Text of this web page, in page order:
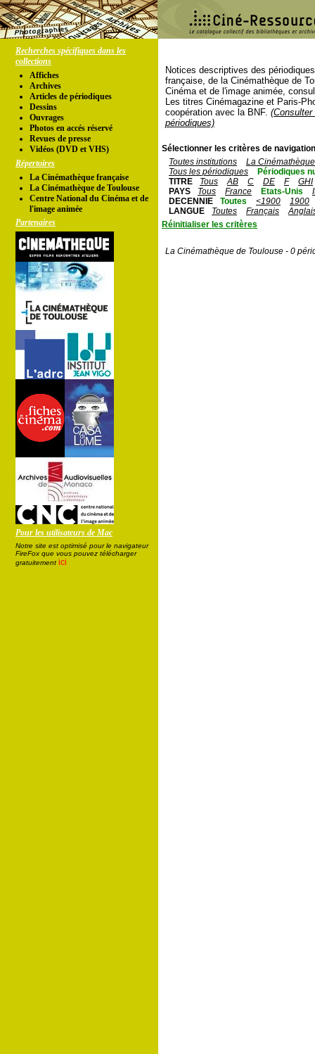
Recherches spécifiques dans les
collections
Affiches
Archives
Articles de périodiques
Dessins
Ouvrages
Photos en accés réservé
Revues de presse
Vidéos (DVD et VHS)
Répertoires
La Cinémathèque française
La Cinémathèque de Toulouse
Centre National du Cinéma et de
l'image animée
Partenaires
Pour les utilisateurs de Mac
Notre site est optimisé pour le navigateur
FireFox que vous pouvez télécharger
gratuitement ici
Notices descriptives des
française, de la Cinémathèque de
Cinéma et de l'image animée,
Les titres Cinémagazine et Paris-
coopération avec la BNF.
périodiques)
Sélectionner les critères de
Toutes institutions
La
Tous les périodiques
Périodiques
TITRE
Tous AB C DE F
GHI
PAYS
Tous France Etats-Unis
DECENNIE
Toutes <1900
1900
LANGUE
Toutes Français
Réinitialiser les critères
La Cinémathèque de Toulouse - 0